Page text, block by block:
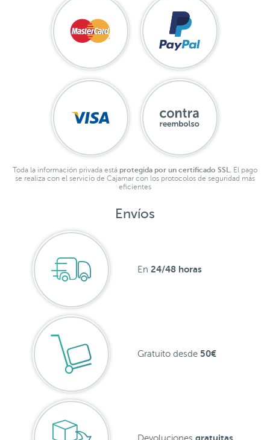
Toda la información privada está protegida por un certificado SSL. El pago
se realiza con el servicio de Cajamar con los protocolos de seguridad más
eficientes
Envíos
En 24/48 horas
Gratuito desde 50€